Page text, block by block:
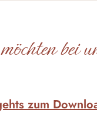
bei
zum